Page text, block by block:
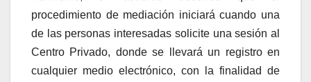
procedimiento de mediación iniciará cuando una
de las personas interesadas solicite una sesión al
Centro Privado, donde se llevará un registro en
cualquier medio electrónico, con la finalidad de